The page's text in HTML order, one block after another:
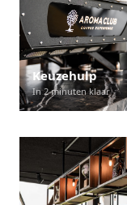
Keuzehulp
In 2 minuten klaar